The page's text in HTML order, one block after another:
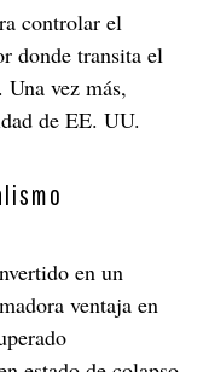
controlar el
donde transita el
vez más,
de EE. UU.
en un
ventaja en